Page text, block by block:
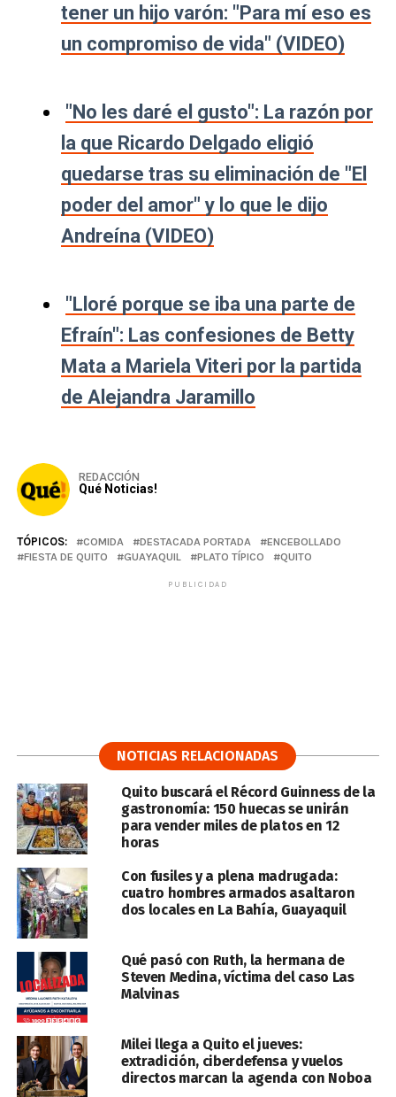
tener un hijo varón: "Para mí eso es
un compromiso de vida" (VIDEO)
"No les daré el gusto": La razón por
la que Ricardo Delgado eligió
quedarse tras su eliminación de "El
poder del amor" y lo que le dijo
Andreína (VIDEO)
"Lloré porque se iba una parte de
Efraín": Las confesiones de Betty
Mata a Mariela Viteri por la partida
de Alejandra Jaramillo
REDACCIÓN
Qué Noticias!
TÓPICOS: COMIDA DESTACADA PORTADA
ENCEBOLLADO
FIESTA DE QUITO
GUAYAQUIL PLATO TÍPICO QUITO
PUBLICIDAD
NOTICIAS RELACIONADAS
Quito buscará el Récord Guinness de la
gastronomía: 150 huecas se unirán
para vender miles de platos en 12
horas
Con fusiles y a plena madrugada:
cuatro hombres armados asaltaron
dos locales en La Bahía, Guayaquil
Qué pasó con Ruth, la hermana de
Steven Medina, víctima del caso Las
Malvinas
Milei llega a Quito el jueves:
extradición, ciberdefensa y vuelos
directos marcan la agenda con Noboa